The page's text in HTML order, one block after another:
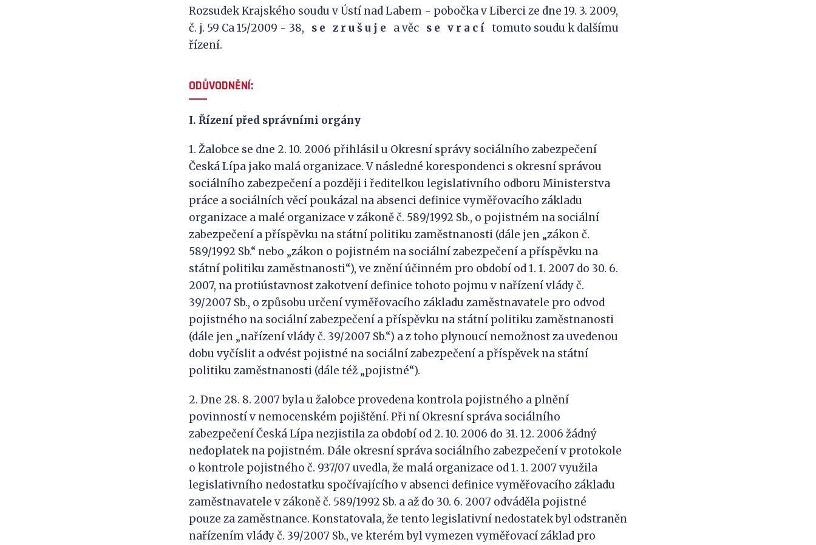
Rozsudek Krajského soudu v Ústí nad Labem - pobočka v Liberci ze dne 19. 3. 2009,
č. j. 59 Ca 15/2009 - 38, s e z r uš u j e a věc s e v r a c í tomuto soudu k dalšímu
řízení.
ODŮVODNĚNÍ:
I. Řízení před správními orgány
1. Žalobce se dne 2. 10. 2006 přihlásil u Okresní správy sociálního zabezpečení
Česká Lípa jako malá organizace. V následné korespondenci s okresní správou
sociálního zabezpečení a později i ředitelkou legislativního odboru Ministerstva
práce a sociálních věcí poukázal na absenci definice vyměřovacího základu
organizace a malé organizace v zákoně č. 589/1992 Sb., o pojistném na sociální
zabezpečení a příspěvku na státní politiku zaměstnanosti (dále jen „zákon č.
589/1992 Sb.“ nebo „zákon o pojistném na sociální zabezpečení a příspěvku na
státní politiku zaměstnanosti“), ve znění účinném pro období od 1. 1. 2007 do 30. 6.
2007, na protiústavnost zakotvení definice tohoto pojmu v nařízení vlády č.
39/2007 Sb., o způsobu určení vyměřovacího základu zaměstnavatele pro odvod
pojistného na sociální zabezpečení a příspěvku na státní politiku zaměstnanosti
(dále jen „nařízení vlády č. 39/2007 Sb.“) a z toho plynoucí nemožnost za uvedenou
dobu vyčíslit a odvést pojistné na sociální zabezpečení a příspěvek na státní
politiku zaměstnanosti (dále též „pojistné“).
2. Dne 28. 8. 2007 byla u žalobce provedena kontrola pojistného a plnění
povinností v nemocenském pojištění. Při ní Okresní správa sociálního
zabezpečení Česká Lípa nezjistila za období od 2. 10. 2006 do 31. 12. 2006 žádný
nedoplatek na pojistném. Dále okresní správa sociálního zabezpečení v protokole
o kontrole pojistného č. 937/07 uvedla, že malá organizace od 1. 1. 2007 využila
legislativního nedostatku spočívajícího v absenci definice vyměřovacího základu
zaměstnavatele v zákoně č. 589/1992 Sb. a až do 30. 6. 2007 odváděla pojistné
pouze za zaměstnance. Konstatovala, že tento legislativní nedostatek byl odstraněn
nařízením vlády č. 39/2007 Sb., ve kterém byl vymezen vyměřovací základ pro